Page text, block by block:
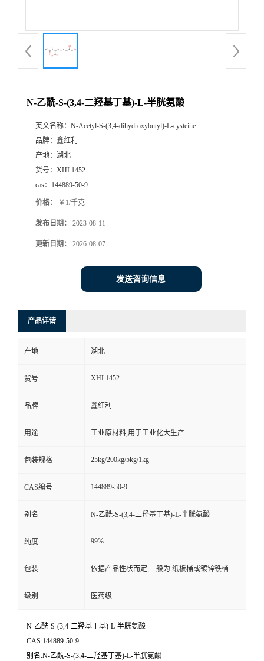
N-乙酰-S-(3,4-二羟基丁基)-L-半胱氨酸
英文名称： N-Acetyl-S-(3,4-dihydroxybutyl)-L-cysteine
品牌： 鑫红利
产地： 湖北
货号： XHL1452
cas： 144889-50-9
价格： ￥1/千克
发布日期： 2023-08-11
更新日期： 2026-08-07
发送咨询信息
产品详请
产地 湖北
货号 XHL1452
品牌 鑫红利
用途 工业原材料,用于工业化大生产
包装规格 25kg/200kg/5kg/1kg
CAS编号 144889-50-9
别名 N-乙酰-S-(3,4-二羟基丁基)-L-半胱氨酸
纯度 99%
包装 依据产品性状而定,一般为:纸板桶或镀锌铁桶
级别 医药级
N-乙酰-S-(3,4-二羟基丁基)-L-半胱氨酸
CAS:144889-50-9
别名:N-乙酰-S-(3,4-二羟基丁基)-L-半胱氨酸